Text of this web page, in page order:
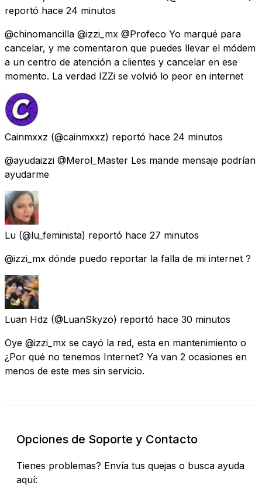
reportó hace 24 minutos
@chinomancilla @izzi_mx @Profeco Yo marqué para
cancelar, y me comentaron que puedes llevar el módem
a un centro de atención a clientes y cancelar en ese
momento. La verdad IZZi se volvió lo peor en internet
Cainmxxz (@cainmxxz) reportó hace 24 minutos
@ayudaizzi @Merol_Master Les mande mensaje podrían
ayudarme
Lu (@lu_feminista) reportó hace 27 minutos
@izzi_mx dónde puedo reportar la falla de mi internet ?
Luan Hdz (@LuanSkyzo) reportó hace 30 minutos
Oye @izzi_mx se cayó la red, esta en mantenimiento o
¿Por qué no tenemos Internet? Ya van 2 ocasiones en
menos de este mes sin servicio.
Opciones de Soporte y Contacto
Tienes problemas? Envía tus quejas o busca ayuda
aquí: